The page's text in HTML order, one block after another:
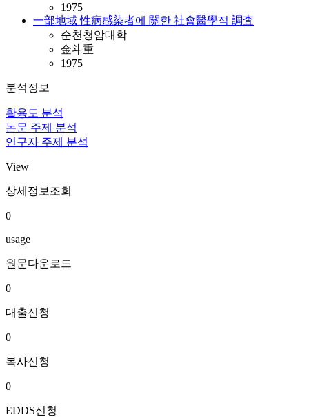
1975
一部地域 性病感染者에 關한 社會醫學적 調査
순천청암대학
金斗重
1975
분석정보
활용도 분석
논문 주제 분석
연구자 주제 분석
View
상세정보조회
0
usage
원문다운로드
0
대출신청
0
복사신청
0
EDDS신청